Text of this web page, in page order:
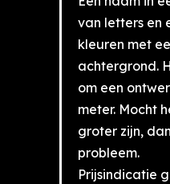
van letters en
kleuren met
achtergrond.
om een
meter. Mocht
groter zijn,
probleem.
Prijsindicatie